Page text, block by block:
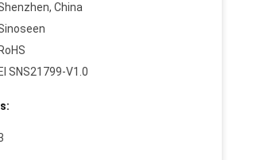
China
RoHS
El SNS21799-V1.0